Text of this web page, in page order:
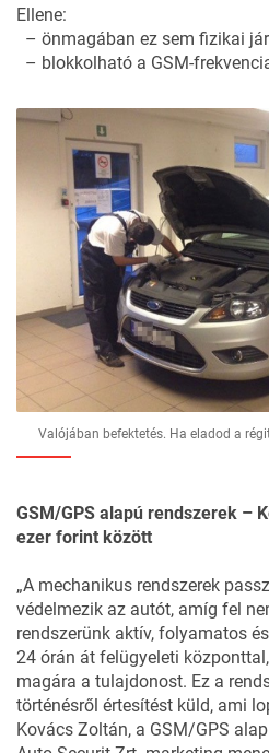
Ellene:
– önmagában ez sem fizikai
– blokkolható a GSM-
Valójában befektetés. Ha eladod a
GSM/GPS alapú rendszerek –
ezer forint között
„A mechanikus rendszerek
védelmezik az autót, amíg fel
rendszerünk aktív, folyamatos
24 órán át felügyeleti
magára a tulajdonost. Ez a
történésről értesítést küld, ami
Kovács Zoltán, a GSM/GPS